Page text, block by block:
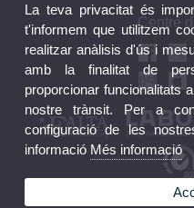
Centre
La teva privacitat és
t'informem que utilitzem
realitzar anàlisis d'ús i
amb la finalitat de
proporcionar funcionalitats
nostre trànsit. Per a
configuració de les
informació Més informació